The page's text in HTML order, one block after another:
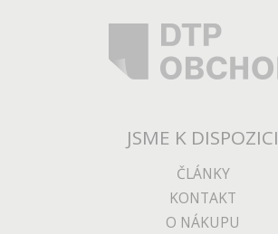
JSME K DISPOZICI
ČLÁNKY
KONTAKT
O NÁKUPU